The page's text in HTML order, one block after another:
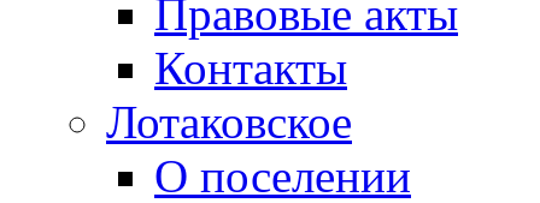
Правовые акты
Контакты
Лотаковское
О поселении